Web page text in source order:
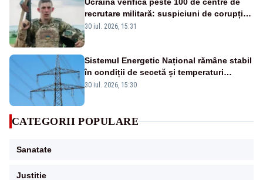
recrutare militară: suspiciuni de corupție,
abuz în serviciu și violențe asupra
30 iul. 2026, 15:31
Sistemul Energetic Național rămâne stabil
în condiții de secetă și temperaturi
ridicate
30 iul. 2026, 15:30
CATEGORII POPULARE
Sanatate
Justitie